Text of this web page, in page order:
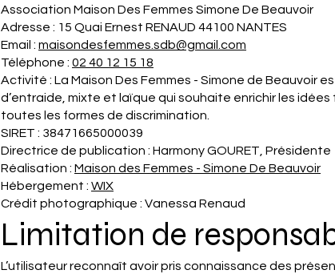
Association Maison Des Femmes Simone De Beauvoir
Adresse : 15 Quai Ernest RENAUD 44100 NANTES
Email : maisondesfemmes.sdb@gmail.com
Téléphone : 02 40 12 15 18
Activité : La Maison Des Femmes - Simone de Beauvoir
d’entraide, mixte et laïque qui souhaite enrichir les
toutes les formes de discrimination.
SIRET : 38471665000039
Directrice de publication : Harmony GOURET, Présidente
Réalisation : Maison des Femmes - Simone De Beauvoir
Hébergement : WIX
Crédit photographique : Vanessa Renaud
Limitation de
L’utilisateur reconnaît avoir pris connaissance des